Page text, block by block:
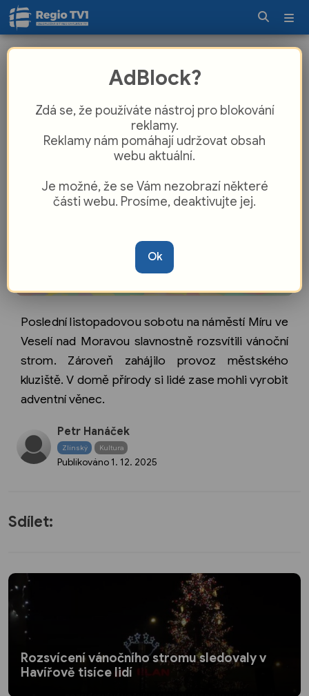
vánoční strom
Poslední listopadovou sobotu na náměstí Míru ve
Veselí nad Moravou slavnostně rozsvítili vánoční
strom. Zároveň zahájilo provoz městského
kluziště. V domě přírody si lidé zase mohli vyrobit
adventní věnec.
Petr Hanáček
Zlínský Kultura
Publikováno 1. 12. 2025
Sdílet:
Rozsvícení vánočního stromu sledovaly v
Havířově tisíce lidí
AdBlock?
Zdá se, že používáte nástroj pro blokování
reklamy.
Reklamy nám pomáhají udržovat obsah
webu aktuální.
Je možné, že se Vám nezobrazí některé
části webu. Prosíme, deaktivujte jej.
Ok